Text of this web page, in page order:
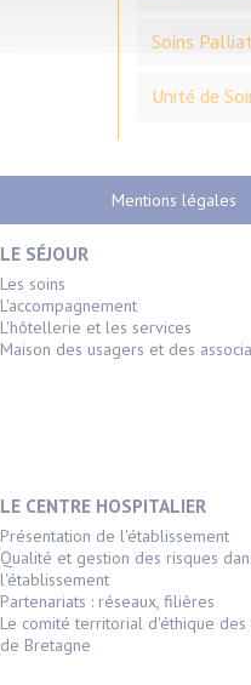
Soins
Unité de
Mentions légales
LE SÉJOUR
Les soins
L'accompagnement
L'hôtellerie et les services
Maison des usagers et des
LE CENTRE HOSPITALIER
Présentation de l'établissement
Qualité et gestion des risques
l'établissement
Partenariats : réseaux, filières
Le comité territorial d'éthique des
de Bretagne